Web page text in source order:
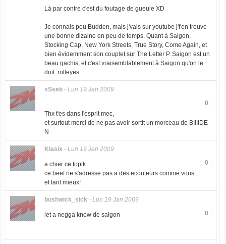
Là par contre c'est du foutage de gueule XD
Je connais peu Budden, mais j'vais sur youtube j't'en trouve
une bonne dizaine en peu de temps. Quant à Saigon,
Stocking Cap, New York Streets, True Story, Come Again, et
bien évidemment son couplet sur The Letter P. Saigon est un
beau gachis, et c'est vraisemblablement à Saigon qu'on le
doit :rolleyes:
sSseb- Lun 19 Jan 2009
0
Thx t'es dans l'esprit mec,
et surtout merci de ne pas avoir sortit un morceau de BIIIIDE
N
Klasix - Lun 19 Jan 2009
0
a chier ce topik
ce beef ne s'adresse pas a des ecouteurs comme vous..
et tant mieux!
bushwick_sick- Lun 19 Jan 2009
0
let a negga know de saigon